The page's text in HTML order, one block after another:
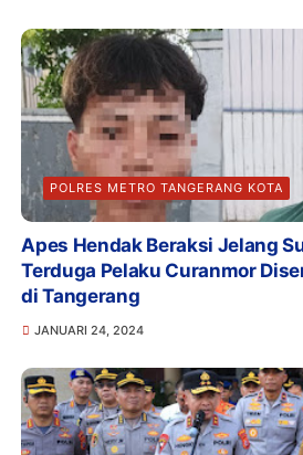
POLRES METRO TANGERANG KOTA
Apes Hendak Beraksi Jelang
Terduga Pelaku Curanmor
di Tangerang
JANUARI 24, 2024